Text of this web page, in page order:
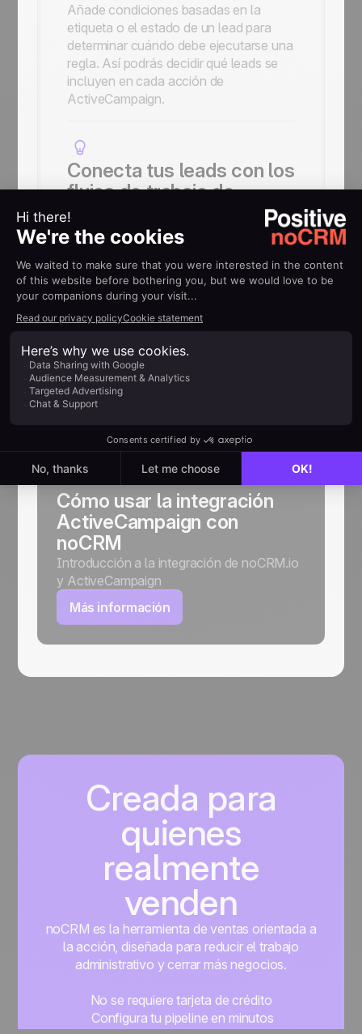
Añade condiciones basadas en la
etiqueta o el estado de un lead para
determinar cuándo debe ejecutarse una
regla. Así podrás decidir qué leads se
incluyen en cada acción de
ActiveCampaign.
Conecta tus leads con los
flujos de trabajo de
ActiveCampaign
Utiliza la integración para crear
contactos, suscribirlos o darlos de baja
de listas y añadirlos a una
automatización de ActiveCampaign.
AYUDA
Guías de
implementación
Cómo usar la integración
ActiveCampaign con
noCRM
Introducción a la integración de noCRM.io
y ActiveCampaign
Más información
Creada para
quienes
realmente
venden
noCRM es la herramienta de ventas orientada a
la acción, diseñada para reducir el trabajo
administrativo y cerrar más negocios.
No se requiere tarjeta de crédito
Configura tu pipeline en minutos